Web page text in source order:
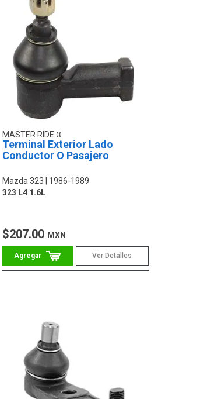
MASTER RIDE
Terminal Exterior Lado
Conductor O Pasajero
Mazda 323
1986-1989
323 L4 1.6L
$207.00 MXN
Ver Detalles